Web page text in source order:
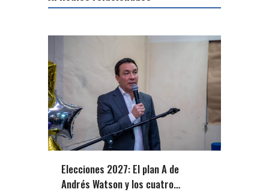
Elecciones 2027: El plan A de
Andrés Watson y los cuatro